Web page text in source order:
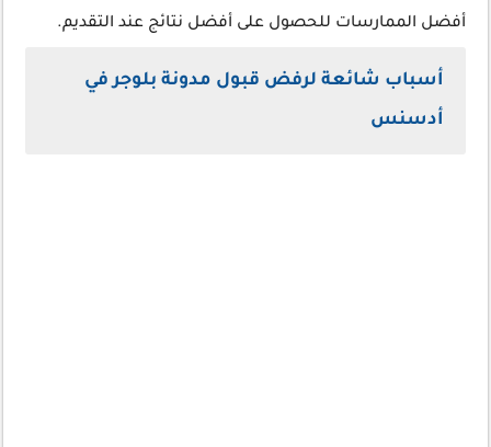
أفضل الممارسات للحصول على أفضل نتائج عند التقديم.
أسباب شائعة لرفض قبول مدونة بلوجر في
أدسنس